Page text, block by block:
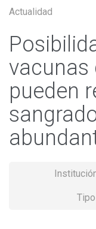
Actualidad
vacunas
pueden